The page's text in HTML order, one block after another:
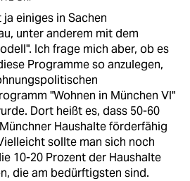
einiges in Sachen
unter anderem mit dem
Ich frage mich aber, ob es
Programme so anzulegen,
"Wohnen in München VI"
Dort heißt es, dass 50-60
Haushalte förderfähig
sollte man sich noch
10-20 Prozent der Haushalte
die am bedürftigsten sind.